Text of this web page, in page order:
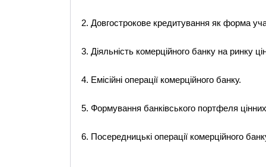
2. Довгострокове кредитування як форма
3. Діяльність комерційного банку на ринку
4. Емісійні операції комерційного банку.
5. Формування банківського портфеля
6. Посередницькі операції комерційного